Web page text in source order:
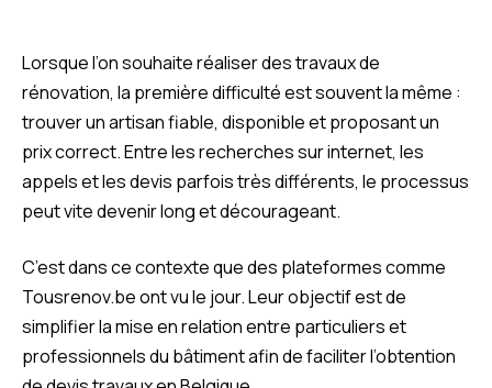
Lorsque l’on souhaite réaliser des travaux de
rénovation, la première difficulté est souvent la même :
trouver un artisan fiable, disponible et proposant un
prix correct. Entre les recherches sur internet, les
appels et les devis parfois très différents, le processus
peut vite devenir long et décourageant.
C’est dans ce contexte que des plateformes comme
Tousrenov.be ont vu le jour. Leur objectif est de
simplifier la mise en relation entre particuliers et
professionnels du bâtiment afin de faciliter l’obtention